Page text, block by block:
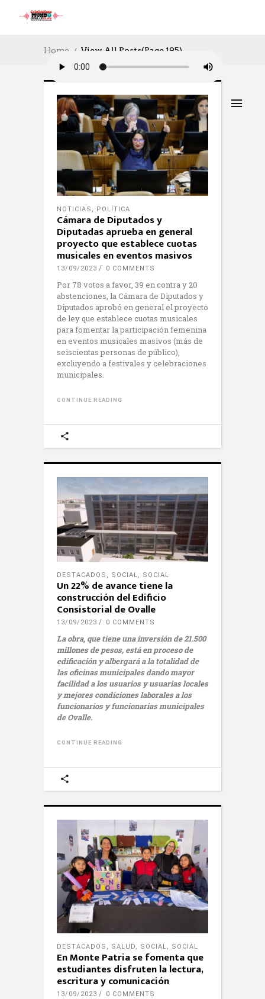
Home View All Posts(Page 195)
NOTICIAS , POLÍTICA
Cámara de Diputados y
Diputadas aprueba en general
proyecto que establece cuotas
musicales en eventos masivos
13/09/2023 0 COMMENTS
Por 78 votos a favor, 39 en contra y 20
abstenciones, la Cámara de Diputados y
Diputados aprobó en general el proyecto
de ley que establece cuotas musicales
para fomentar la participación femenina
en eventos musicales masivos (más de
seiscientas personas de público),
excluyendo a festivales y celebraciones
municipales.
CONTINUE READING
DESTACADOS , SOCIAL, SOCIAL
Un 22% de avance tiene la
construcción del Edificio
Consistorial de Ovalle
13/09/2023 0 COMMENTS
La obra, que tiene una inversión de 21.500
millones de pesos, está en proceso de
edificación y albergará a la totalidad de
las oficinas municipales dando mayor
facilidad a los usuarios y usuarias locales
y mejores condiciones laborales a los
funcionarios y funcionarias municipales
de Ovalle.
CONTINUE READING
DESTACADOS , SALUD, SOCIAL, SOCIAL
En Monte Patria se fomenta que
estudiantes disfruten la lectura,
escritura y comunicación
13/09/2023 0 COMMENTS